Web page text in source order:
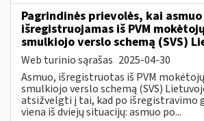
Pagrindinės prievolės, kai
išregistruojamas iš PVM
smulkiojo verslo schemą (SVS)
Web turinio sąrašas 2025-04-30
Asmuo, išregistruotas iš PVM
smulkiojo verslo schemą (SVS)
atsižvelgti į tai, kad po išregistravimo
viena iš dviejų situacijų: asmuo po...